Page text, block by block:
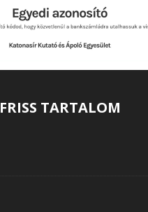
FRISS TARTALOM